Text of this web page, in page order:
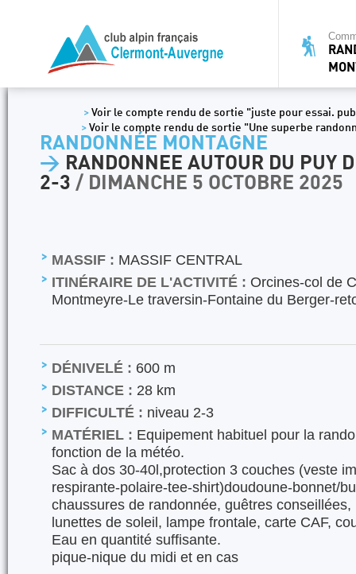
> Voir le compte rendu de sortie "juste pour essai.
> Voir le compte rendu de sortie "Une superbe
RANDONNÉE MONTAGNE
> RANDONNEE AUTOUR DU PUY
2-3 / DIMANCHE 5 OCTOBRE 2025
MASSIF : MASSIF CENTRAL
ITINÉRAIRE DE L'ACTIVITÉ : Orcines-col de
Montmeyre-Le traversin-Fontaine du Berger-
DÉNIVELÉ : 600 m
DISTANCE : 28 km
DIFFICULTÉ : niveau 2-3
MATÉRIEL : Equipement habituel pour la
fonction de la météo.
Sac à dos 30-40l,protection 3 couches (veste
respirante-polaire-tee-shirt)doudoune-bonnet/
chaussures de randonnée, guêtres
lunettes de soleil, lampe frontale, carte CAF,
Eau en quantité suffisante.
pique-nique du midi et en cas